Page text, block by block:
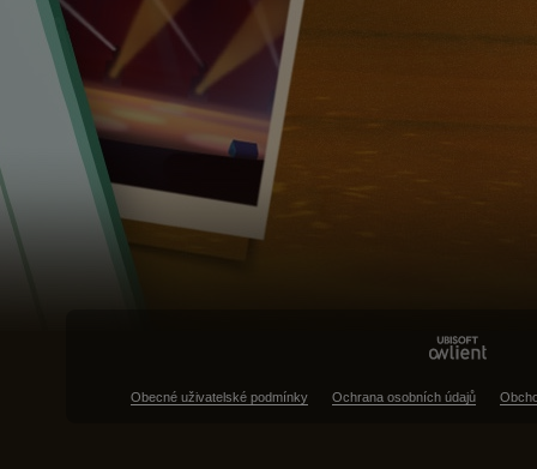
Obecné uživatelské podmínky Ochrana osobních údajů